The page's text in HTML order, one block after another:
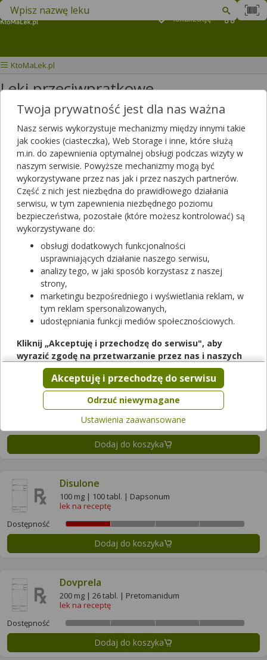
lokalizację
Znajdź lek w swojej okolicy
KtoMaLek.pl
Leki przeciwprątkowe
Wybierz grupę produktów
W tej kategorii znajdziesz leki przeciwprątkowe stosowane w
leczeniu gruźnicy, trądu i innych chorób wywyołanych przez prątki.
Filtrowanie
Filtrowanie
Wyniki wyszukiwania
Capastat
1 g | 1 fiol.s.subs. | Capreomycinum
lek na receptę
Dostępność
Dodaj do koszyka
Dapson Fatol
50 mg | 100 tabl. | Dapsonum
lek na receptę
Dodaj do koszyka
Disulone
100 mg | 100 tabl. | Dapsonum
lek na receptę
Dostępność
Dodaj do koszyka
Dovprela
200 mg | 26 tabl. | Pretomanidum
lek na receptę
Dostępność
Dodaj do koszyka
Twoja prywatność jest dla nas ważna
Nasz serwis wykorzystuje mechanizmy między innymi takie
jak cookies (ciasteczka), Web Storage i inne, które służą
m.in. do zapewnienia optymalnej obsługi podczas wizyty w
naszym serwisie. Powyższe mechanizmy mogą być
wykorzystywane przez nas jak i przez naszych partnerów.
Część z nich jest niezbędna do prawidłowego działania
serwisu, w tym zapewnienia niezbędnego poziomu
bezpieczeństwa, pozostałe (które możesz kontrolować) są
wykorzystywane do:
obsługi dodatkowych funkcjonalności
usprawniających działanie naszego serwisu,
analizy tego, w jaki sposób korzystasz z naszej
strony,
marketingu bezpośredniego i wyświetlania reklam, w
tym reklam spersonalizowanych,
udostępniania funkcji mediów społecznościowych.
Kliknij „Akceptuję i przechodzę do serwisu", aby
wyrazić zgodę na przetwarzanie przez nas i naszych
partnerów Twoich danych w powyższych celach.
Pamiętaj, że wyrażenie zgody jest dobrowolne, a wyrażoną
zgodę możesz w każdej chwili cofnąć, możesz też wycofać
zgodę na przetwarzanie Twoich danych tylko w niektórych
celach. Jeżeli chcesz dowiedzieć się więcej lub chcesz
przeprowadzić konfigurację szczegółową, to możesz tego
dokonać za pomocą „Ustawień zaawansowanych".
zewnętrznych w naszym serwisie znajdziesz w
Serwisu
Odrzuć niewymagane
Akceptuję i przechodzę do serwisu
Ustawienia zaawansowane